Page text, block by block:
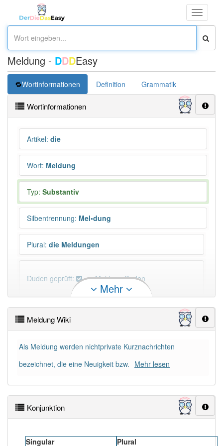
Toggle
Meldung - DDDEasy
Wortinformationen Definition Grammatik
Wortinformationen
Artikel: die
Wort: Meldung
Typ: Substantiv
Silbentrennung: Mel•dung
Plural: die Meldungen
Duden geprüft: Meldung Duden
×
Wörter, die mit "-ung" enden, haben fast immer
DIE:11 043
DAS:2Ausnahmen
PowerIndex:
Mehr
Meldung Wiki
Als Meldung werden nichtprivate Kurznachrichten
bezeichnet, die eine Neuigkeit bzw. Mehr lesen
Konjunktion
Singular Plural